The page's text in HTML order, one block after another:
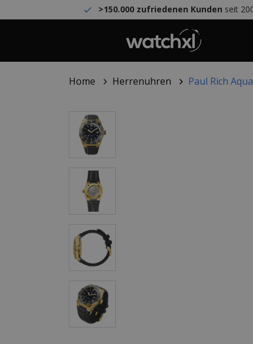
>150.000 zufriedenen Kunden seit
Home Herrenuhren Paul Rich